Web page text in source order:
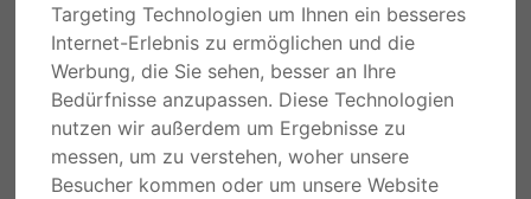
Targeting Technologien um Ihnen ein besseres
Internet-Erlebnis zu ermöglichen und die
Werbung, die Sie sehen, besser an Ihre
Bedürfnisse anzupassen. Diese Technologien
nutzen wir außerdem um Ergebnisse zu
messen, um zu verstehen, woher unsere
Besucher kommen oder um unsere Website